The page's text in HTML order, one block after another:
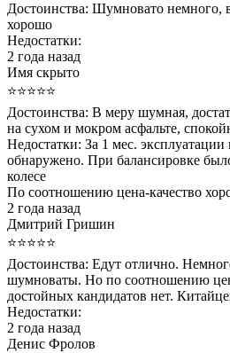
Достоинства: Шумновато немного,
хорошо
Недостатки:
2 года назад
Имя скрыто
⭐⭐⭐⭐⭐
Достоинства: В меру шумная,
на сухом и мокром асфальте,
Недостатки: За 1 мес. эксплуатации
обнаружено. При балансировке
колесе
По соотношению цена-качество
2 года назад
Дмитрий Гришин
⭐⭐⭐⭐⭐
Достоинства: Едут отлично.
шумноваты. Но по соотношению
достойных кандидатов нет.
Недостатки:
2 года назад
Денис Фролов